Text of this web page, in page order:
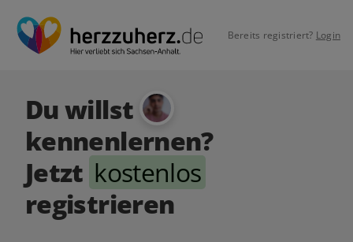
Bereits registriert? Login
Du willst
kennenlernen?
Jetzt kostenlos
registrieren